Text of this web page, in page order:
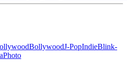
BollywoodJ-PopIndieBlink-
Photo